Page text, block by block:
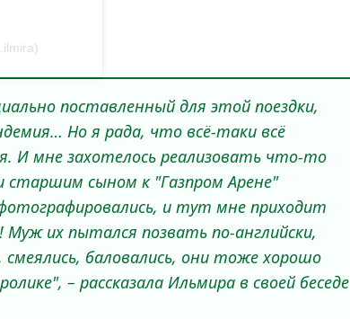
поставленный для этой поездки,
Но я рада, что всё-таки всё
И мне захотелось реализовать что-то
старшим сыном к "Газпром Арене"
и тут мне приходит
их пытался позвать по-английски,
баловались, они тоже хорошо
– рассказала Ильмира в своей беседе